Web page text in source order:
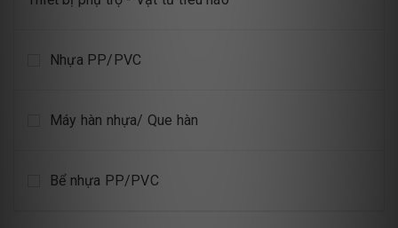
Nhựa PP/PVC
Máy hàn nhựa/ Que hàn
Bể nhựa PP/PVC